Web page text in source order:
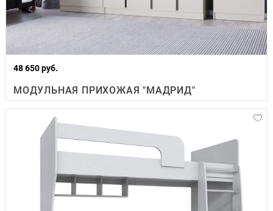
48 650 руб.
МОДУЛЬНАЯ ПРИХОЖАЯ "МАДРИД"